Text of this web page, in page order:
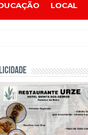
LOCAL